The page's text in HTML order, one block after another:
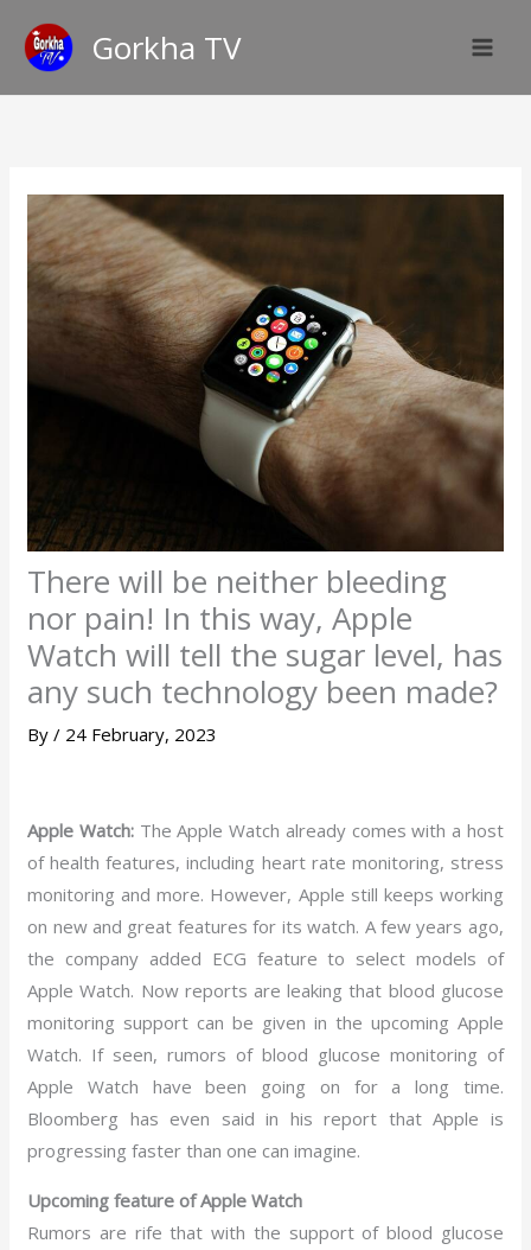
content
Gorkha TV
There will be neither bleeding
nor pain! In this way, Apple
Watch will tell the sugar level, has
any such technology been made?
By/ 24 February, 2023
Apple Watch:The Apple Watch already comes with a host
of health features, including heart rate monitoring, stress
monitoring and more. However, Apple still keeps working
on new and great features for its watch. A few years ago,
the company added ECG feature to select models of
Apple Watch. Now reports are leaking that blood glucose
monitoring support can be given in the upcoming Apple
Watch. If seen, rumors of blood glucose monitoring of
Apple Watch have been going on for a long time.
Bloomberg has even said in his report that Apple is
progressing faster than one can imagine.
Upcoming feature of Apple Watch
Rumors are rife that with the support of blood glucose